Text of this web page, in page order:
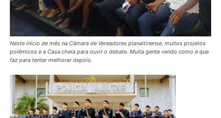
Neste início de mês na Câmara de Vereadores planaltinense, muitos projetos
polêmicos e a Casa cheia para ouvir o debate. Muita gente vendo como é que
faz para tentar melhorar depois.